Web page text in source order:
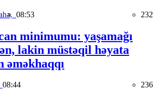
08:53 232
minimumu: yaşamağı
lakin müstəqil həyata
əməkhaqqı
08:44 236